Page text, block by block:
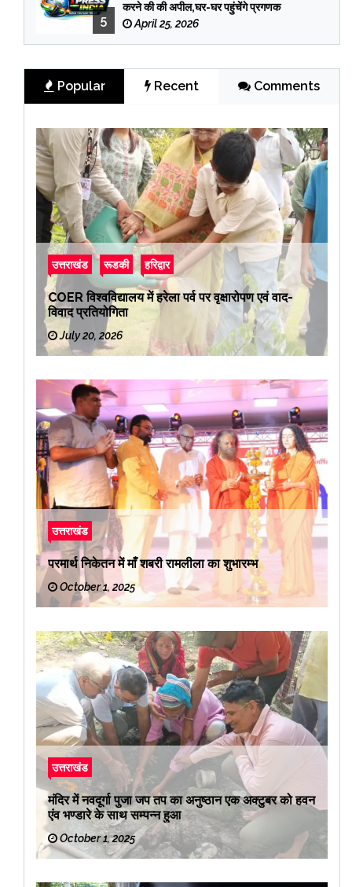
5
करने की की अपील,घर-घर पहुंचेंगे प्रगणक
April 25, 2026
Popular Recent Comments
उत्तराखंड रूडकी हरिद्वार
COER विश्वविद्यालय में हरेला पर्व पर वृक्षारोपण एवं वाद-
विवाद प्रतियोगिता
July 20, 2026
उत्तराखंड
परमार्थ निकेतन में माँ शबरी रामलीला का शुभारम्भ
October 1, 2025
उत्तराखंड
मंदिर में नवदूर्गा पुजा जप तप का अनुष्ठान एक अक्टुबर को हवन
एंव भण्डारे के साथ सम्पन्न हुआ
October 1, 2025